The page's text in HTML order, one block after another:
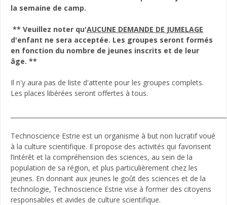
la semaine de camp.
** Veuillez noter qu'AUCUNE DEMANDE DE JUMELAGE
d'enfant ne sera acceptée. Les groupes seront formés
en fonction du nombre de jeunes inscrits et de leur
âge. **
Il n'y aura pas de liste d'attente pour les groupes complets.
Les places libérées seront offertes à tous.
Technoscience Estrie est un organisme à but non lucratif voué
à la culture scientifique. Il propose des activités qui favorisent
l’intérêt et la compréhension des sciences, au sein de la
population de sa région, et plus particulièrement chez les
jeunes. En donnant aux jeunes le goût des sciences et de la
technologie, Technoscience Estrie vise à former des citoyens
responsables et avides de culture scientifique.